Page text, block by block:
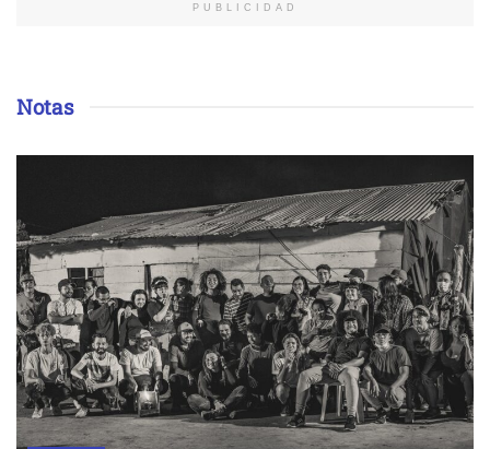
PUBLICIDAD
Notas